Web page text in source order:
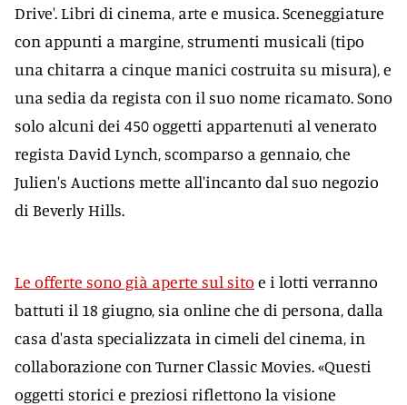
Drive'. Libri di cinema, arte e musica. Sceneggiature
con appunti a margine, strumenti musicali (tipo
una chitarra a cinque manici costruita su misura), e
una sedia da regista con il suo nome ricamato. Sono
solo alcuni dei 450 oggetti appartenuti al venerato
regista David Lynch, scomparso a gennaio, che
Julien's Auctions mette all'incanto dal suo negozio
di Beverly Hills.
Le offerte sono già aperte sul sito e i lotti verranno
battuti il 18 giugno, sia online che di persona, dalla
casa d'asta specializzata in cimeli del cinema, in
collaborazione con Turner Classic Movies. «Questi
oggetti storici e preziosi riflettono la visione